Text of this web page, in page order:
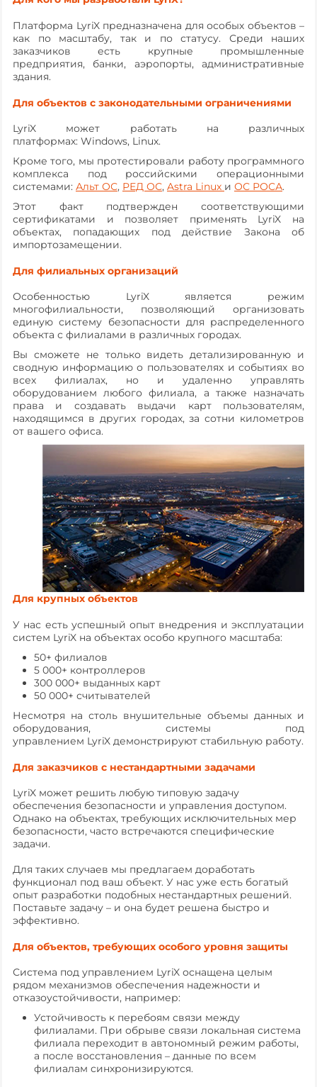
Платформа LyriX предназначена для особых объектов –
как по масштабу, так и по статусу. Среди наших
заказчиков есть крупные промышленные
предприятия, банки, аэропорты, административные
здания.
Для объектов с законодательными ограничениями
LyriX может работать на различных
платформах: Windows, Linux.
Кроме того, мы протестировали работу программного
комплекса под российскими операционными
системами: Альт ОС, РЕД ОС, Astra Linux и ОС РОСА.
Этот факт подтвержден соответствующими
сертификатами и позволяет применять LyriX на
объектах, попадающих под действие Закона об
импортозамещении.
Для филиальных организаций
Особенностью LyriX является режим
многофилиальности, позволяющий организовать
единую систему безопасности для распределенного
объекта с филиалами в различных городах.
Вы сможете не только видеть детализированную и
сводную информацию о пользователях и событиях во
всех филиалах, но и удаленно управлять
оборудованием любого филиала, а также назначать
права и создавать выдачи карт пользователям,
находящимся в других городах, за сотни километров
от вашего офиса.
Для крупных объектов
У нас есть успешный опыт внедрения и эксплуатации
систем LyriX на объектах особо крупного масштаба:
50+ филиалов
5 000+ контроллеров
300 000+ выданных карт
50 000+ считывателей
Несмотря на столь внушительные объемы данных и
оборудования, системы под
управлением LyriX демонстрируют стабильную работу.
Для заказчиков с нестандартными задачами
LyriX может решить любую типовую задачу
обеспечения безопасности и управления доступом.
Однако на объектах, требующих исключительных мер
безопасности, часто встречаются специфические
задачи.
Для таких случаев мы предлагаем доработать
функционал под ваш объект. У нас уже есть богатый
опыт разработки подобных нестандартных решений.
Поставьте задачу – и она будет решена быстро и
эффективно.
Для объектов, требующих особого уровня защиты
Система под управлением LyriX оснащена целым
рядом механизмов обеспечения надежности и
отказоустойчивости, например:
Устойчивость к перебоям связи между
филиалами. При обрыве связи локальная система
филиала переходит в автономный режим работы,
а после восстановления – данные по всем
филиалам синхронизируются.